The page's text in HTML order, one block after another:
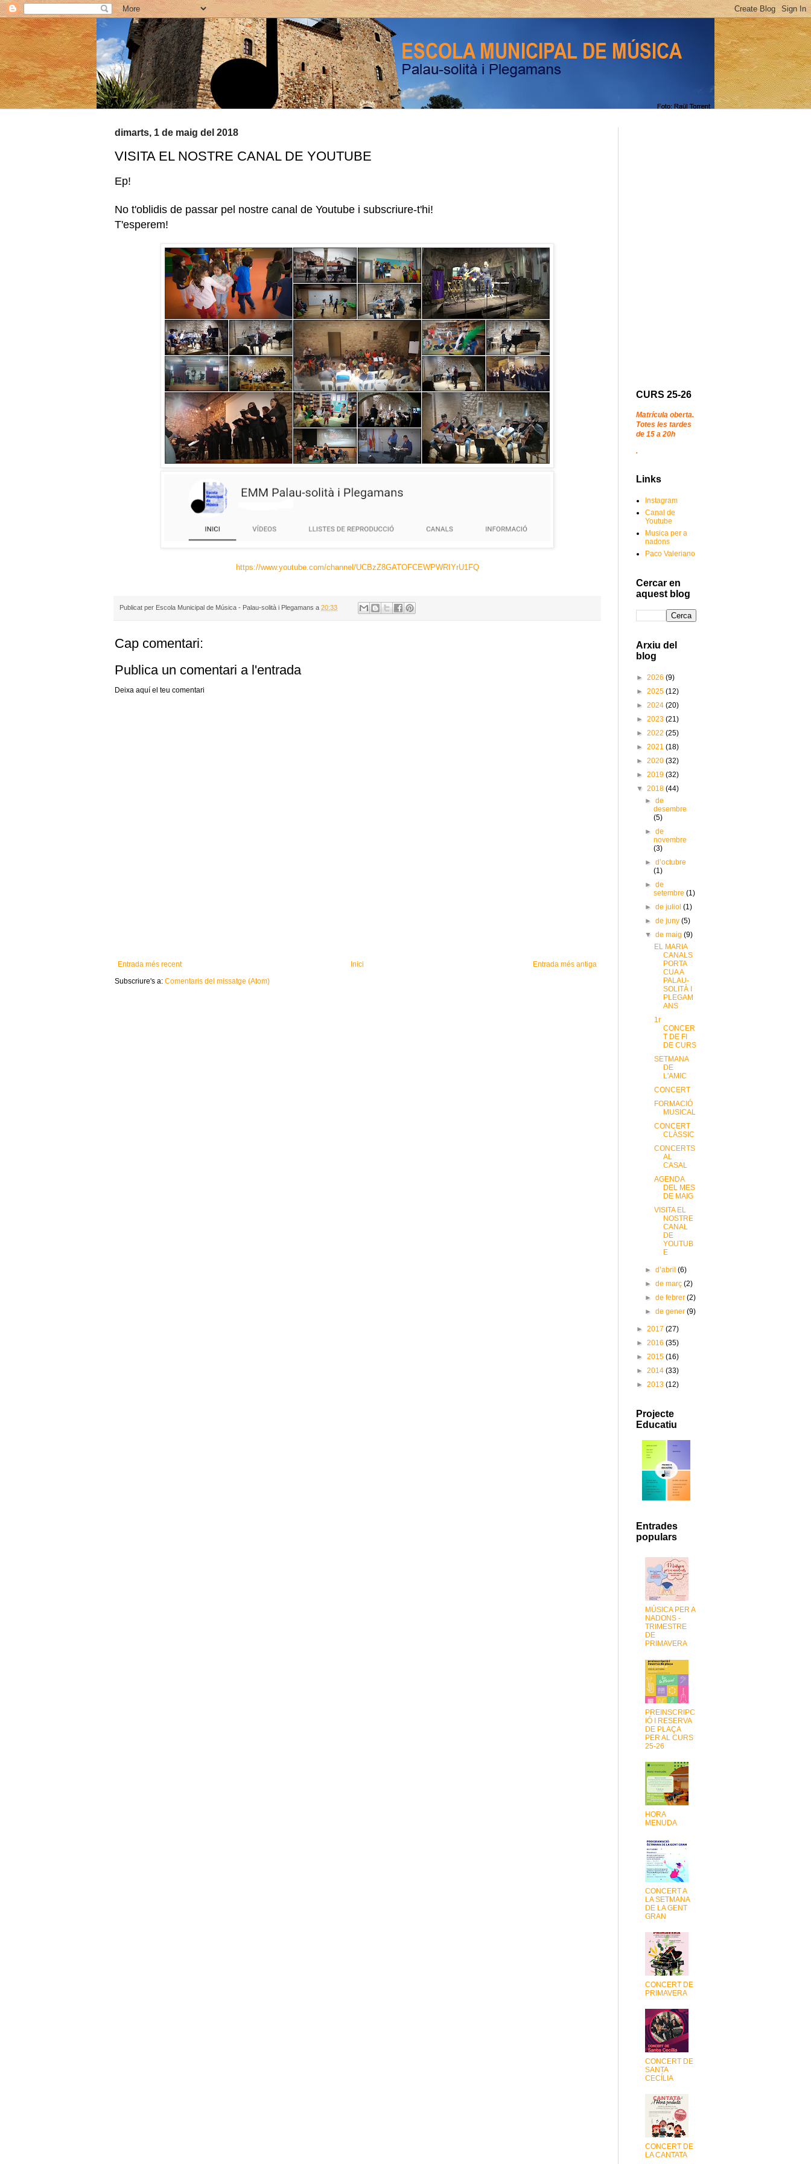
dimarts, 1 de maig del 2018
VISITA EL NOSTRE CANAL DE YOUTUBE
Ep!
No t'oblidis de passar pel nostre canal de Youtube i subscriure-t'hi!
T'esperem!
https://www.youtube.com/channel/UCBzZ8GATOFCEWPWRIYrU1FQ
Publicat per Escola Municipal de Música - Palau-solità i Plegamans a 20:33
Cap comentari:
Publica un comentari a l'entrada
Deixa aquí el teu comentari
Entrada més recent Entrada més antiga
Inici
Subscriure's a: Comentaris del missatge (Atom)
CURS 25-26
Matrícula oberta.
Totes les tardes
de 15 a 20h
.
Links
Instagram
Canal de
Youtube
Musica per a
nadons
Paco Valeriano
Cercar en
aquest blog
Arxiu del
blog
► 2026 (9)
► 2025 (12)
► 2024 (20)
► 2023 (21)
► 2022 (25)
► 2021 (18)
► 2020 (32)
► 2019 (32)
▼ 2018 (44)
►de
desembre
(5)
►de
novembre
(3)
►d’octubre
(1)
►de
setembre(1)
►de juliol(1)
►de juny(5)
▼de maig(9)
EL MARIA
CANALS
PORTA
CUA A
PALAU-
SOLITÀ I
PLEGAM
ANS
1r
CONCER
T DE FI
DE CURS
SETMANA
DE
L'AMIC
CONCERT
FORMACIÓ
MUSICAL
CONCERT
CLÀSSIC
CONCERTS
AL
CASAL
AGENDA
DEL MES
DE MAIG
VISITA EL
NOSTRE
CANAL
DE
YOUTUB
E
►d’abril(6)
►de març(2)
►de febrer(2)
►de gener(9)
► 2017 (27)
► 2016 (35)
► 2015 (16)
► 2014 (33)
► 2013 (12)
Projecte
Educatiu
Entrades
populars
MÚSICA PER A
NADONS -
TRIMESTRE
DE
PRIMAVERA
PREINSCRIPC
IÓ I RESERVA
DE PLAÇA
PER AL CURS
25-26
HORA
MENUDA
CONCERT A
LA SETMANA
DE LA GENT
GRAN
CONCERT DE
PRIMAVERA
CONCERT DE
SANTA
CECÍLIA
CONCERT DE
LA CANTATA